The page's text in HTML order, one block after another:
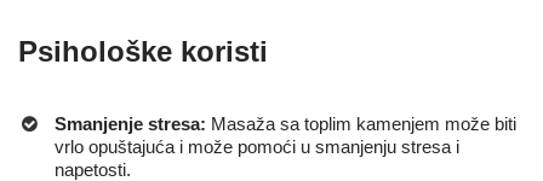
Psihološke koristi
Smanjenje stresa: Masaža sa toplim kamenjem može biti
vrlo opuštajuća i može pomoći u smanjenju stresa i
napetosti.